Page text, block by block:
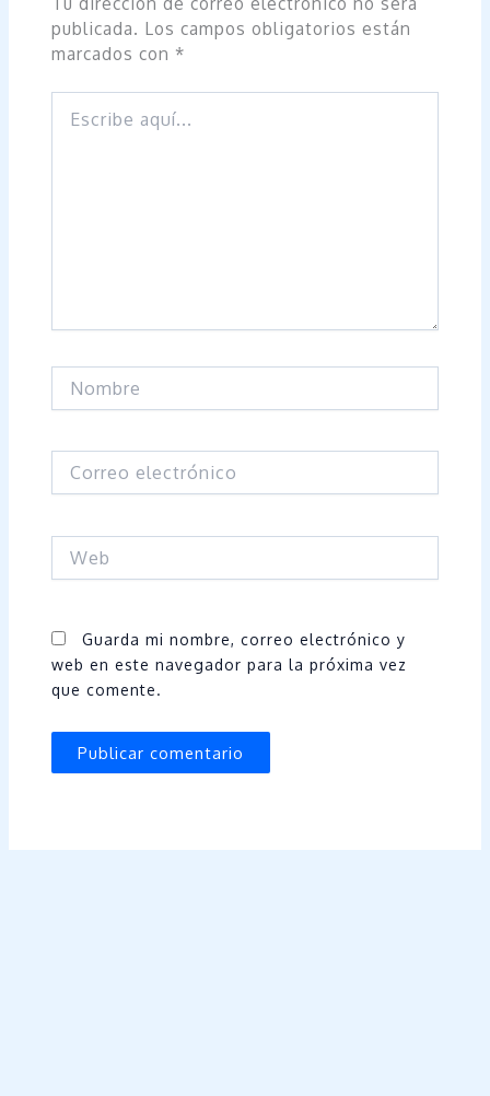
publicada. Los campos obligatorios están
marcados con *
aquí...
electrónico
Guarda mi nombre, correo electrónico y
web en este navegador para la próxima vez
que comente.